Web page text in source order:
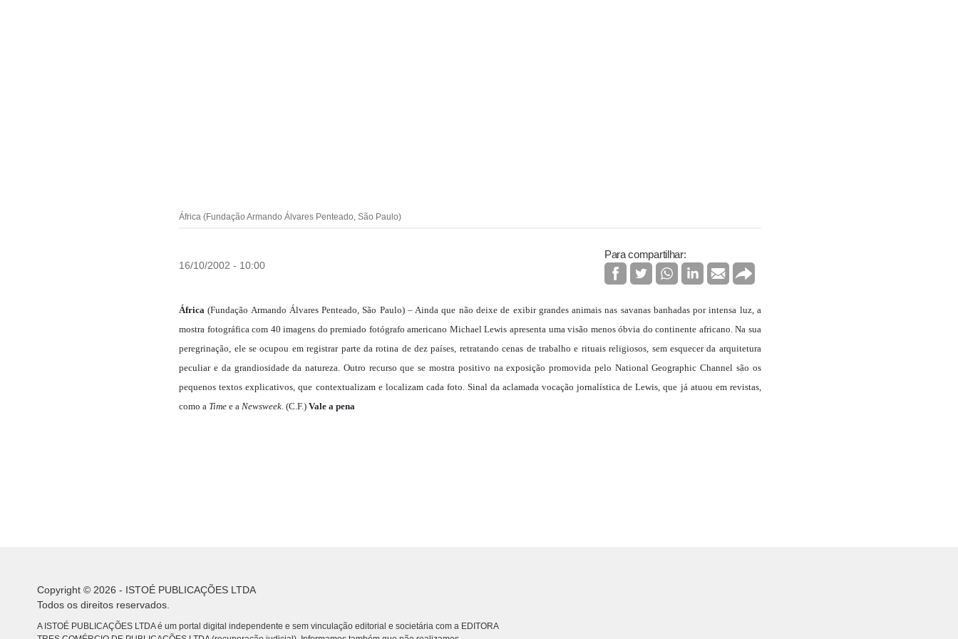
África (Fundação Armando Álvares Penteado, São Paulo)
16/10/2002 - 10:00
Para compartilhar:
África(Fundação Armando Álvares Penteado, São Paulo) – Ainda que não deixe de exibir grandes animais nas savanas banhadas por intensa luz, a
mostra fotográfica com 40 imagens do premiado fotógrafo americano Michael Lewis apresenta uma visão menos óbvia do continente africano. Na sua
peregrinação, ele se ocupou em registrar parte da rotina de dez países, retratando cenas de trabalho e rituais religiosos, sem esquecer da arquitetura
peculiar e da grandiosidade da natureza. Outro recurso que se mostra positivo na exposição promovida pelo National Geographic Channel são os
pequenos textos explicativos, que contextualizam e localizam cada foto. Sinal da aclamada vocação jornalística de Lewis, que já atuou em revistas,
como a Time e aNewsweek. (C.F.)Vale a pena
Copyright © 2026 - ISTOÉ PUBLICAÇÕES LTDA
Todos os direitos reservados.
A ISTOÉ PUBLICAÇÕES LTDA é um portal digital independente e sem vinculação editorial e societária com a EDITORA